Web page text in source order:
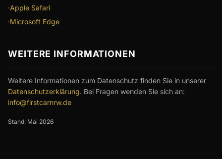
·Apple Safari
·Microsoft Edge
WEITERE INFORMATIONEN
Weitere Informationen zum Datenschutz finden Sie in unserer
Datenschutzerklärung. Bei Fragen wenden Sie sich an:
info@firstcarnrw.de
Stand: Mai 2026